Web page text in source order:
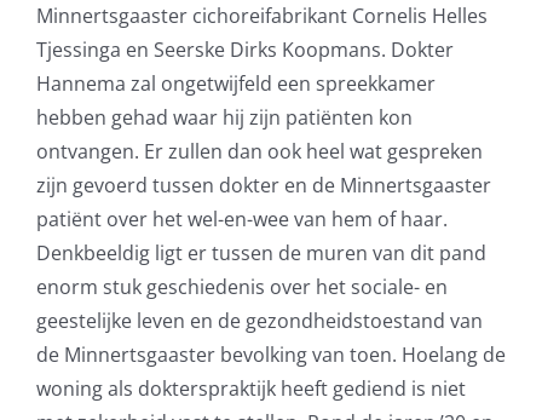
Minnertsgaaster cichoreifabrikant Cornelis Helles
Tjessinga en Seerske Dirks Koopmans. Dokter
Hannema zal ongetwijfeld een spreekkamer
hebben gehad waar hij zijn patiënten kon
ontvangen. Er zullen dan ook heel wat gespreken
zijn gevoerd tussen dokter en de Minnertsgaaster
patiënt over het wel-en-wee van hem of haar.
Denkbeeldig ligt er tussen de muren van dit pand
enorm stuk geschiedenis over het sociale- en
geestelijke leven en de gezondheidstoestand van
de Minnertsgaaster bevolking van toen. Hoelang de
woning als dokterspraktijk heeft gediend is niet